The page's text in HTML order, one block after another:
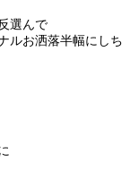
選んで
ルお洒落半幅にしち